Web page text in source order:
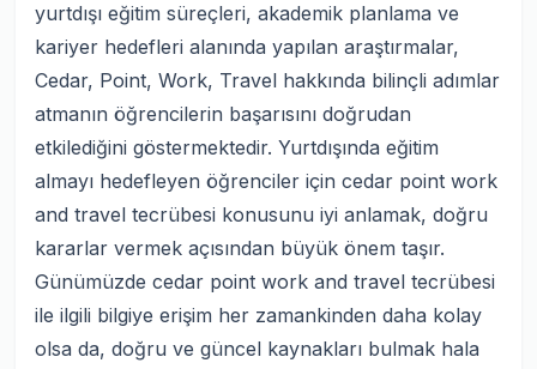
yurtdışı eğitim süreçleri, akademik planlama ve
kariyer hedefleri alanında yapılan araştırmalar,
Cedar, Point, Work, Travel hakkında bilinçli adımlar
atmanın öğrencilerin başarısını doğrudan
etkilediğini göstermektedir. Yurtdışında eğitim
almayı hedefleyen öğrenciler için cedar point work
and travel tecrübesi konusunu iyi anlamak, doğru
kararlar vermek açısından büyük önem taşır.
Günümüzde cedar point work and travel tecrübesi
ile ilgili bilgiye erişim her zamankinden daha kolay
olsa da, doğru ve güncel kaynakları bulmak hala